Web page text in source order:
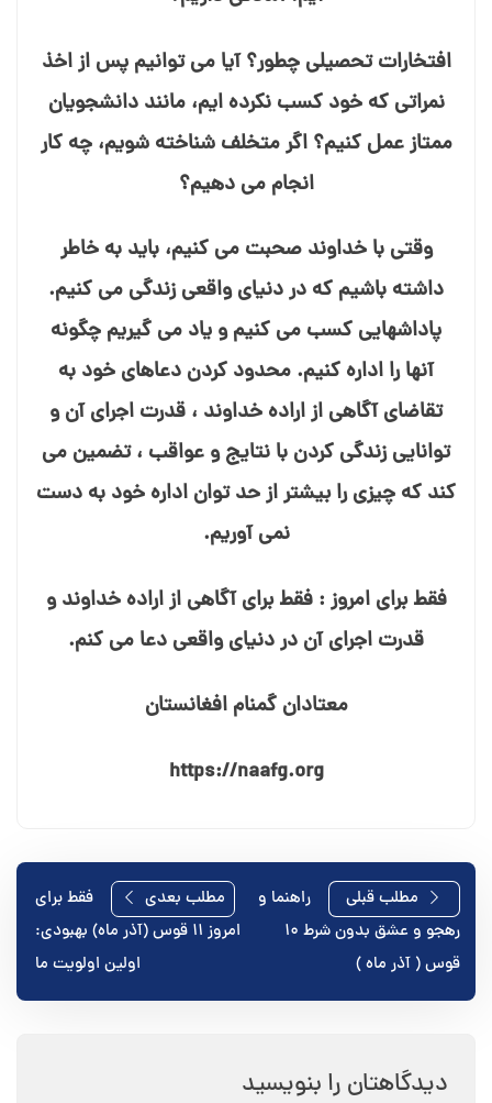
افتخارات تحصیلی چطور؟ آیا می⁯ توانیم پس از اخذ
نمراتی که خود کسب نکرده⁯ ایم، مانند دانشجویان
ممتاز عمل کنیم؟ اگر متخلف شناخته شویم، چه کار
انجام می⁯ دهیم؟
وقتی با خداوند صحبت می⁯ کنیم، باید به خاطر
داشته باشیم که در دنیای واقعی زندگی می⁯ کنیم.
پاداش⁯هایی کسب می⁯ کنیم و یاد می⁯ گیریم چگونه
آنها را اداره کنیم. محدود کردن دعاهای خود به
تقاضای آگاهی از اراده خداوند ، قدرت اجرای آن و
توانایی زندگی کردن با نتایج و عواقب ، تضمین می⁯
کند که چیزی را بیشتر از حد توان اداره خود به دست
نمی⁯ آوریم.
فقط برای امروز : فقط برای آگاهی از اراده خداوند و
قدرت اجرای آن در دنیای واقعی دعا می⁯ کنم.
معتادان گمنام افغانستان
https://naafg.org
راهبری
نوشته
مطلب قبلی
راهنما و
رهجو و عشق بدون شرط ۱۰
قوس ( آذر ماه )
مطلب بعدی
فقط برای
امروز ۱۱ قوس (آذر ماه) بهبودی:
اولین اولویت ما
دیدگاهتان را بنویسید